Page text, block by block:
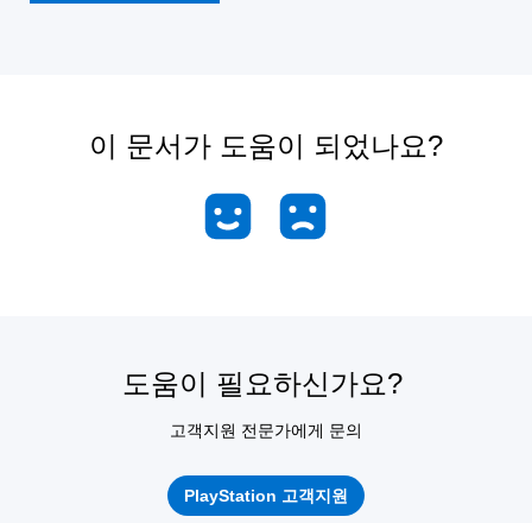
이 문서가 도움이 되었나요?
도움이 필요하신가요?
고객지원 전문가에게 문의
PlayStation 고객지원